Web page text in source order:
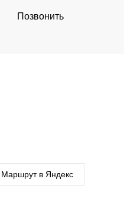
Позвонить
Маршрут в Яндекс